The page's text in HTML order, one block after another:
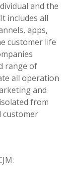
and the
includes all
apps,
customer life
range of
all operation
and
from
customer